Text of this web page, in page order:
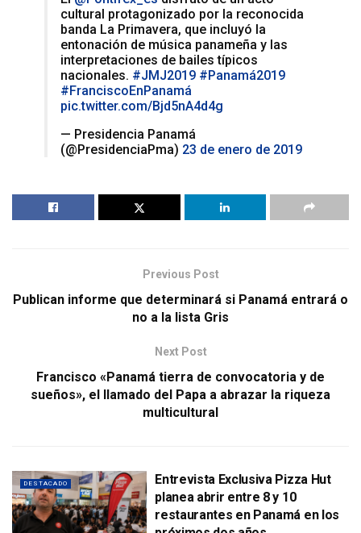
cultural protagonizado por la reconocida
banda La Primavera, que incluyó la
entonación de música panameña y las
interpretaciones de bailes típicos
nacionales. #JMJ2019 #Panamá2019
#FranciscoEnPanamá
pic.twitter.com/Bjd5nA4d4g
— Presidencia Panamá
(@PresidenciaPma) 23 de enero de 2019
Previous Post
Publican informe que determinará si Panamá entrará o
no a la lista Gris
Next Post
Francisco «Panamá tierra de convocatoria y de
sueños», el llamado del Papa a abrazar la riqueza
multicultural
DESTACADO
Entrevista Exclusiva Pizza Hut
planea abrir entre 8 y 10
restaurantes en Panamá en los